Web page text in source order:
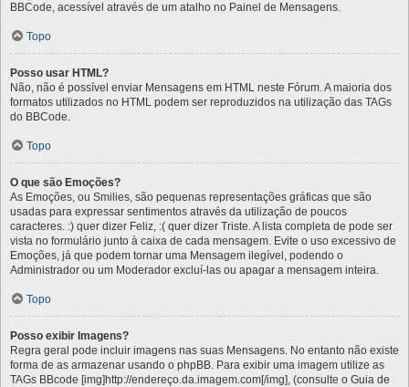
BBCode, acessível através de um atalho no Painel de Mensagens.
Topo
Posso usar HTML?
Não, não é possível enviar Mensagens em HTML neste Fórum. A maioria dos
formatos utilizados no HTML podem ser reproduzidos na utilização das TAGs
do BBCode.
Topo
O que são Emoções?
As Emoções, ou Smilies, são pequenas representações gráficas que são
usadas para expressar sentimentos através da utilização de poucos
caracteres. :) quer dizer Feliz, :( quer dizer Triste. A lista completa de pode ser
vista no formulário junto à caixa de cada mensagem. Evite o uso excessivo de
Emoções, já que podem tornar uma Mensagem ilegível, podendo o
Administrador ou um Moderador excluí-las ou apagar a mensagem inteira.
Topo
Posso exibir Imagens?
Regra geral pode incluir imagens nas suas Mensagens. No entanto não existe
forma de as armazenar usando o phpBB. Para exibir uma imagem utilize as
TAGs BBcode [img]http://endereço.da.imagem.com[/img], (consulte o Guia de